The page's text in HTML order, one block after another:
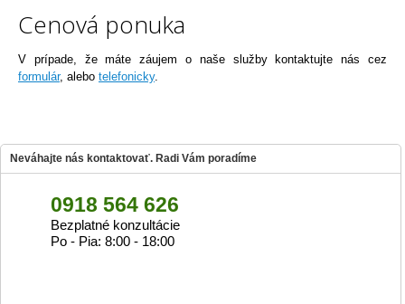
Cenová ponuka
V prípade, že máte záujem o naše služby kontaktujte nás cez
formulár, alebo telefonicky.
Neváhajte nás kontaktovať. Radi Vám poradíme
0918 564 626
Bezplatné konzultácie
Po - Pia: 8:00 - 18:00